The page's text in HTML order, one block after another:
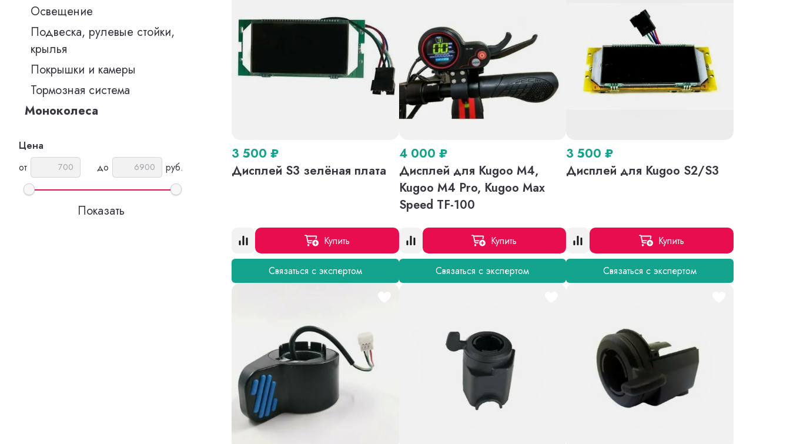
Освещение
Подвеска, рулевые стойки,
крылья
Покрышки и камеры
Тормозная система
Моноколеса
Цена
от
до руб.
3 500 ₽
Дисплей S3 зелёная плата
Купить
Связаться с экспертом
4 000 ₽
Дисплей для Kugoo M4,
Kugoo M4 Pro, Kugoo Max
Speed TF-100
Купить
Связаться с экспертом
3 500₽
Дисплей для Kugoo S2/S3
Купить
Связаться с экспертом